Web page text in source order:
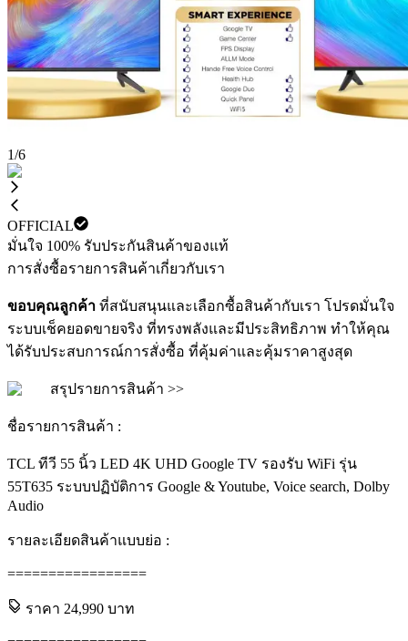
1/6
OFFICIAL
มั่นใจ 100% รับประกันสินค้าของแท้
การสั่งซื้อรายการสินค้าเกี่ยวกับเรา
ขอบคุณลูกค้า ที่สนับสนุนและเลือกซื้อสินค้ากับเรา โปรดมั่นใจ
ระบบเช็คยอดขายจริง ที่ทรงพลังและมีประสิทธิภาพ ทำให้คุณ
ได้รับประสบการณ์การสั่งซื้อ ที่คุ้มค่าและคุ้มราคาสูงสุด
สรุปรายการสินค้า >>
ชื่อรายการสินค้า :
TCL ทีวี 55 นิ้ว LED 4K UHD Google TV รองรับ WiFi รุ่น
55T635 ระบบปฏิบัติการ Google & Youtube, Voice search, Dolby
Audio
รายละเอียดสินค้าแบบย่อ :
=================
ราคา 24,990 บาท